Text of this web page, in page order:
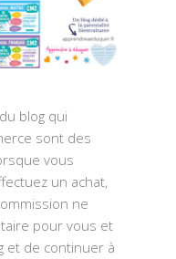
blog qui
sont des
vous
un achat,
ne
pour vous et
et de continuer à